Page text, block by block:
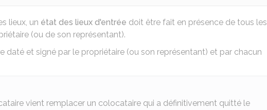
lieux, un état des lieux d'entrée doit être fait en présence de tous les
(ou de son représentant).
daté et signé par le propriétaire (ou son représentant) et par chacun
vient remplacer un colocataire qui a définitivement quitté le